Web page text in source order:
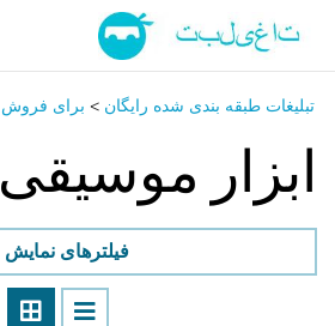
تبلیغات طبقه بندی شده رایگان > برای فروش
ابزار موسیقی
فیلترهای نمایش